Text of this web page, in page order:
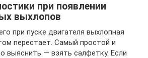
при появлении
выхлопов
при пуске двигателя выхлопная
перестает. Самый простой и
выяснить — взять салфетку. Если